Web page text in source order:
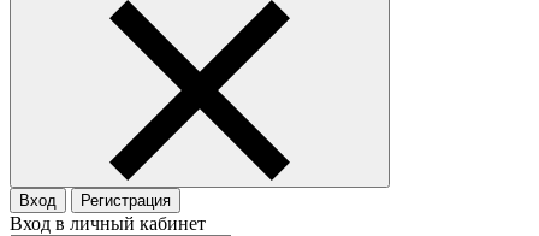
Вход Регистрация
Вход в личный кабинет